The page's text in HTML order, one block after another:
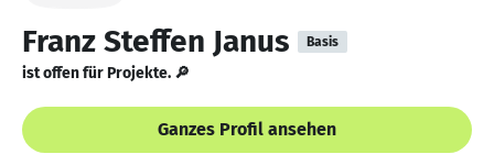
Franz Steffen Janus Basis
ist offen für Projekte. 🔎
Ganzes Profil ansehen